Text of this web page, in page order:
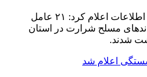
محمودآباد آنلاین : وزارت اطلاعات اعلام کرد: ۲۱ عامل
باند‌های مسلح شرارت در استان
شدند.